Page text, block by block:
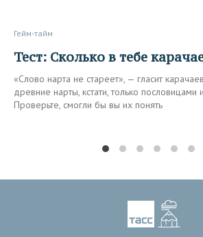
Гейм-тайм
Тест: Сколько в тебе
«Слово нарта не стареет», — гласит
древние нарты, кстати, только пословицами
Проверьте, смогли бы вы их понять